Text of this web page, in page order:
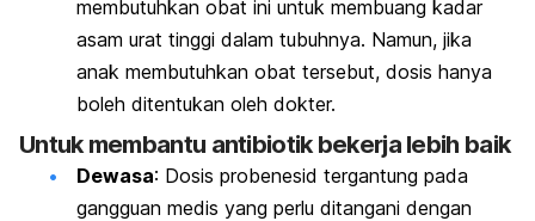
membutuhkan obat ini untuk membuang kadar
asam urat tinggi dalam tubuhnya. Namun, jika
anak membutuhkan obat tersebut, dosis hanya
boleh ditentukan oleh dokter.
Untuk membantu antibiotik bekerja lebih baik
Dewasa: Dosis probenesid tergantung pada
gangguan medis yang perlu ditangani dengan